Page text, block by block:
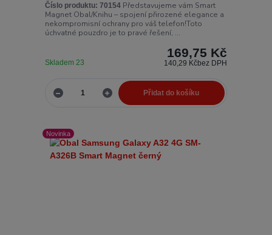
Číslo produktu: 70154Představujeme vám Smart
Magnet Obal/Knihu – spojení přirozené elegance a
nekompromisní ochrany pro váš telefon!Toto
úchvatné pouzdro je to pravé řešení, ...
169,75 Kč
140,29 Kčbez DPH
Skladem 23
Přidat do košíku
Novinka